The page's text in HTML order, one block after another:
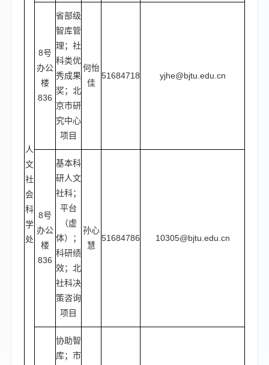
人
文
社
会
科
学
处
8号
办公
楼
836
省部级
智库管
理；社
科类优
秀成果
奖；北
京市研
究中心
项目
何怡
佳
51684718 yjhe@bjtu.edu.cn
8号
办公
楼
836
基本科
研人文
社科；
平台
（虚
体）；
科研绩
效；北
社科决
策咨询
项目
孙心
慧
51684786 10305@bjtu.edu.cn
协助智
库；市